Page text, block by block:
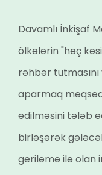
Davamlı İnkişaf
ölkələrin "heç
rəhbər
aparmaq
edilməsini tələb
birləşərək
geriləmə ilə olan